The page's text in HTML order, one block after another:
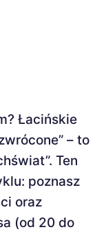
Łacińskie
– to
Ten
poznasz
oraz
(od 20 do